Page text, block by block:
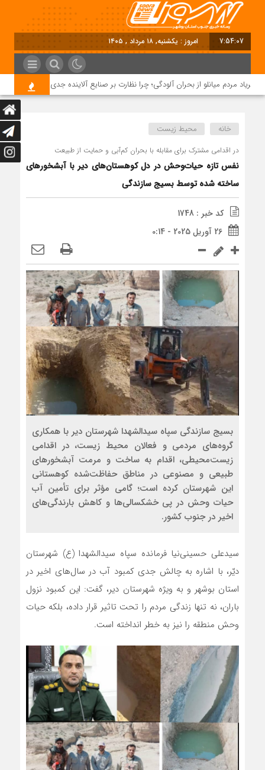
7:54:08 امروز : یکشنبه, ۱۸ مرداد , ۱۴۰۵
مردم میانلو از بحران آلودگی؛ چرا نظارت بر صنایع آلاینده جدی نیست؟
خانه محیط زیست
در اقدامی مشترک برای مقابله با بحران کم‌آبی و حمایت از طبیعت
نفس تازه حیات‌وحش در دل کوهستان‌های دیر با آبشخورهای
ساخته شده توسط بسیج سازندگی
کد خبر : 1748
26 آوریل 2025 - 0:14
بسیج سازندگی سپاه سیدالشهدا شهرستان دیر با همکاری
گروه‌های مردمی و فعالان محیط زیست، در اقدامی
زیست‌محیطی، اقدام به ساخت و مرمت آبشخورهای
طبیعی و مصنوعی در مناطق حفاظت‌شده کوهستانی
این شهرستان کرده است؛ گامی مؤثر برای تأمین آب
حیات وحش در پی خشکسالی‌ها و کاهش بارندگی‌های
اخیر در جنوب کشور.
سیدعلی حسینی‌نیا فرمانده سپاه سیدالشهدا (ع) شهرستان
دیّر، با اشاره به چالش جدی کمبود آب در سال‌های اخیر در
استان بوشهر و به ویژه شهرستان دیر، گفت: این کمبود نزول
باران، نه تنها زندگی مردم را تحت تاثیر قرار داده، بلکه حیات
وحش منطقه را نیز به خطر انداخته است.